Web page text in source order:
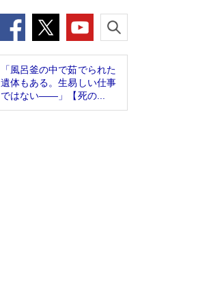
「風呂釜の中で茹でられた
遺体もある。生易しい仕事
ではない――」【死の...